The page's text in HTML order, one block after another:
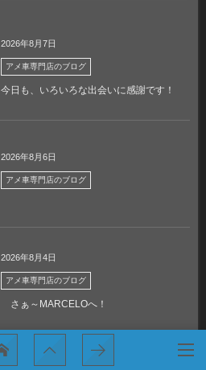
2026年8月7日
アメ車専門店のブログ
今日も、いろいろな出会いに感謝です！
2026年8月6日
アメ車専門店のブログ
2026年8月4日
アメ車専門店のブログ
さぁ～MARCELOへ！